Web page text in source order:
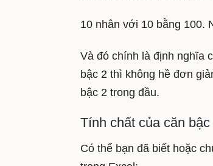
10 nhân với 10 bằng 100.
Và đó chính là định nghĩa
bậc 2 thì không hề đơn
bậc 2 trong đầu.
Tính chất của căn bậc
Có thể bạn đã biết hoặc